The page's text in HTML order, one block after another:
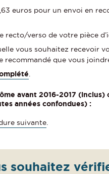
euros pour un envoi en
recto/verso de votre pièce
vous souhaitez recevoir
recommandé que vous
.
avant 2016-2017 (inclus)
années confondues) :
suivante.
souhaitez